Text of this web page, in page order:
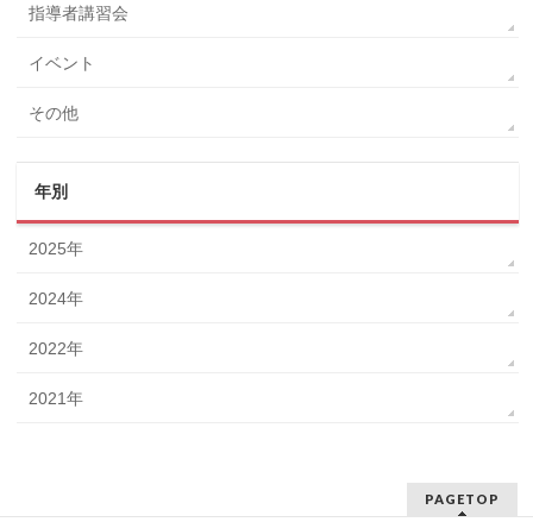
指導者講習会
イベント
その他
年別
2025年
2024年
2022年
2021年
PAGETOP